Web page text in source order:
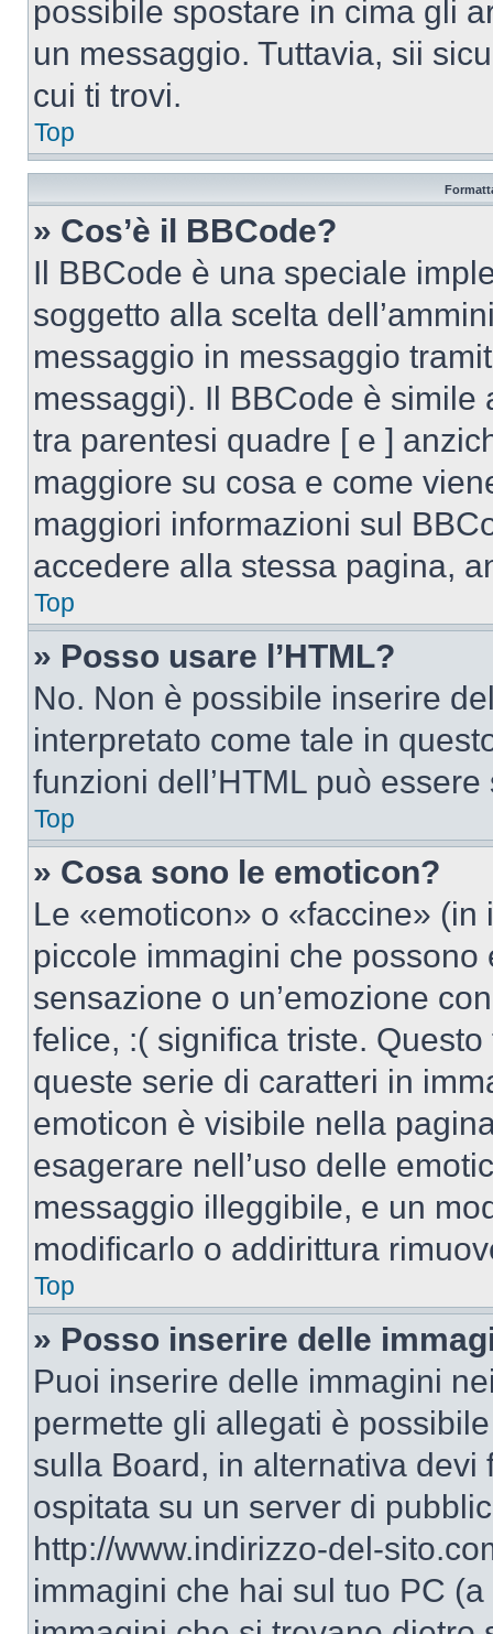
possibile spostare in cima gli
un messaggio. Tuttavia, sii
cui ti trovi.
Top
» Cos’è il BBCode?
Il BBCode è una speciale
soggetto alla scelta
messaggio in messaggio
messaggi). Il BBCode è simile
tra parentesi quadre [ e ]
maggiore su cosa e come
maggiori informazioni sul
accedere alla stessa pagina,
Top
» Posso usare l’HTML?
No. Non è possibile inserire
interpretato come tale in
funzioni dell’HTML può
Top
» Cosa sono le emoticon?
Le «emoticon» o «faccine»
piccole immagini che
sensazione o un’emozione
felice, :( significa triste.
queste serie di caratteri in
emoticon è visibile nella
esagerare nell’uso delle
messaggio illeggibile, e un
modificarlo o addirittura
Top
» Posso inserire delle
Puoi inserire delle immagini
permette gli allegati è
sulla Board, in alternativa devi
ospitata su un server di
http://www.indirizzo-del-
immagini che hai sul tuo PC